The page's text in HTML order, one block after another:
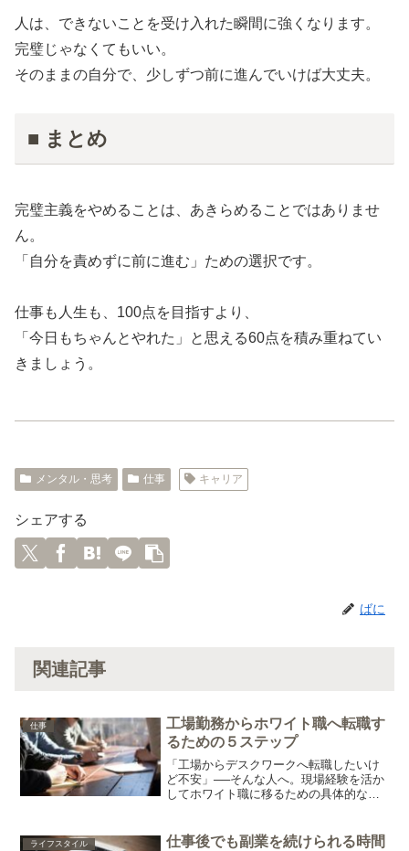
人は、できないことを受け入れた瞬間に強くなります。
完璧じゃなくてもいい。
そのままの自分で、少しずつ前に進んでいけば大丈夫。
■ まとめ
完璧主義をやめることは、あきらめることではありませ
ん。
「自分を責めずに前に進む」ための選択です。
仕事も人生も、100点を目指すより、
「今日もちゃんとやれた」と思える60点を積み重ねてい
きましょう。
メンタル・思考 仕事 キャリア
シェアする
ばに
関連記事
仕事
工場勤務からホワイト職へ転職す
るための５ステップ
「工場からデスクワークへ転職したいけ
ど不安」──そんな人へ。現場経験を活か
してホワイト職に移るための具体的な５
ます。
ライフスタイル
仕事後でも副業を続けられる時間